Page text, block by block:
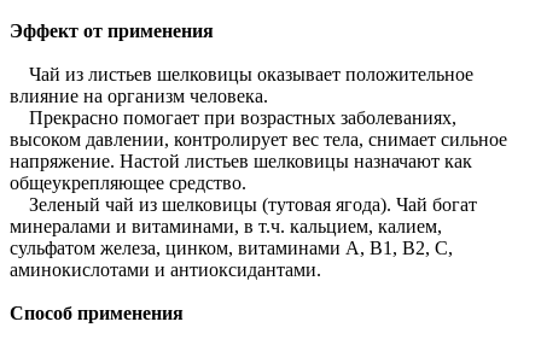
Эффект от применения
Чай из листьев шелковицы оказывает положительное
влияние на организм человека.
Прекрасно помогает при возрастных заболеваниях,
высоком давлении, контролирует вес тела, снимает сильное
напряжение. Настой листьев шелковицы назначают как
общеукрепляющее средство.
Зеленый чай из шелковицы (тутовая ягода). Чай богат
минералами и витаминами, в т.ч. кальцием, калием,
сульфатом железа, цинком, витаминами A, B1, B2, C,
аминокислотами и антиоксидантами.
Способ применения